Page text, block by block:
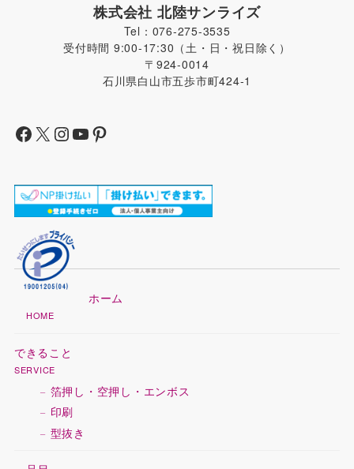
株式会社 北陸サンライズ
Tel：076-275-3535
受付時間 9:00-17:30（土・日・祝日除く）
〒924-0014
石川県白山市五歩市町424-1
ホーム
HOME
できること
SERVICE
箔押し・空押し・エンボス
印刷
型抜き